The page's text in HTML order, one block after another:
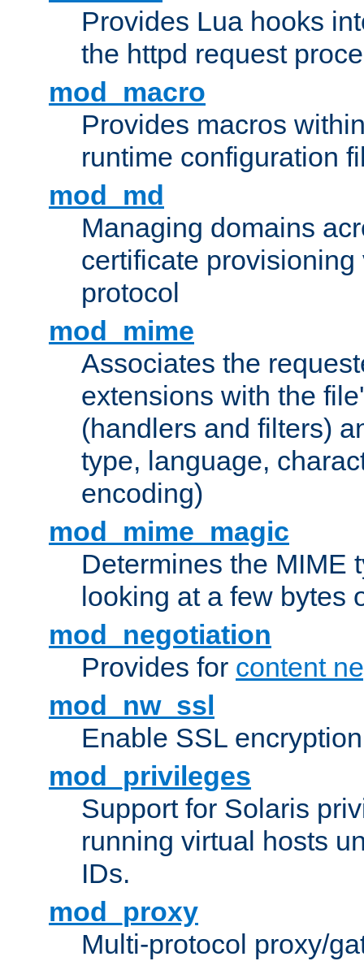
Provides Lua hooks
the httpd request
mod_macro
Provides macros
runtime configuration
mod_md
Managing domains
certificate provisioning
protocol
mod_mime
Associates the
extensions with the
(handlers and filters)
type, language,
encoding)
mod_mime_magic
Determines the MIME
looking at a few bytes
mod_negotiation
Provides for content
mod_nw_ssl
Enable SSL
mod_privileges
Support for Solaris
running virtual hosts
IDs.
mod_proxy
Multi-protocol proxy/